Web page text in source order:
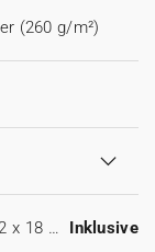
(260 g/m²)
Weiße Umschläge (12 x 18 cm) Inklusive